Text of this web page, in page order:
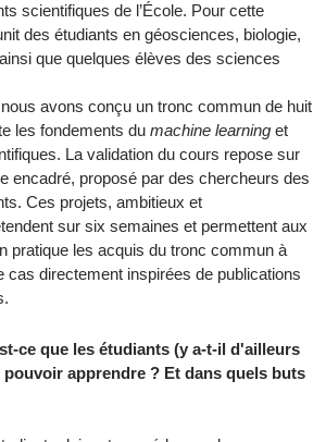
scientifiques de l’École. Pour cette
des étudiants en géosciences, biologie,
que quelques élèves des sciences
avons conçu un tronc commun de huit
les fondements du machine learning et
La validation du cours repose sur
encadré, proposé par des chercheurs des
Ces projets, ambitieux et
sur six semaines et permettent aux
pratique les acquis du tronc commun à
cas directement inspirées de publications
ce que les étudiants (y a-t-il d'ailleurs
apprendre ? Et dans quels buts